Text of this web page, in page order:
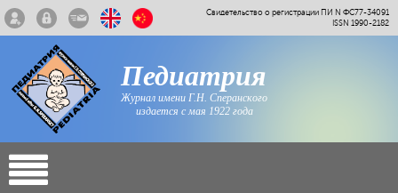
Свидетельство о регистрации ПИ N ФС77-34091
ISSN 1990-2182
Педиатрия
Журнал имени Г.Н. Сперанского
издается с мая 1922 года